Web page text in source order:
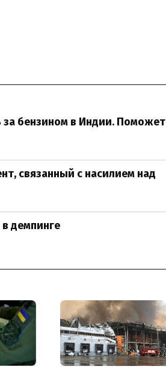
за бензином в Индии. Поможет
связанный с насилием над
демпинге